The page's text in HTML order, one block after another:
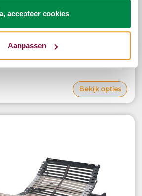
accepteer cookies
Aanpassen
Manueel Verstelbaar
Bekijk opties